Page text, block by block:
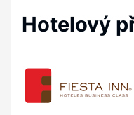
Hotelový